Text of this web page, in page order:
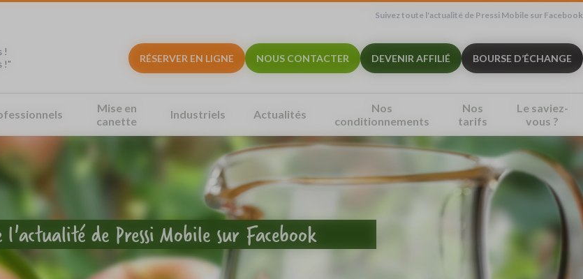
Suivez toute l'actualité de Pressi Mobile sur Facebook
!
!"
RÉSERVER EN LIGNE NOUS CONTACTER DEVENIR AFFILIÉ BOURSE D’ÉCHANGE
Mise en
canette
Industriels Actualités
Nos
conditionnements
Nos
tarifs
Le saviez-
vous ?
l'actualité de Pressi Mobile sur Facebook